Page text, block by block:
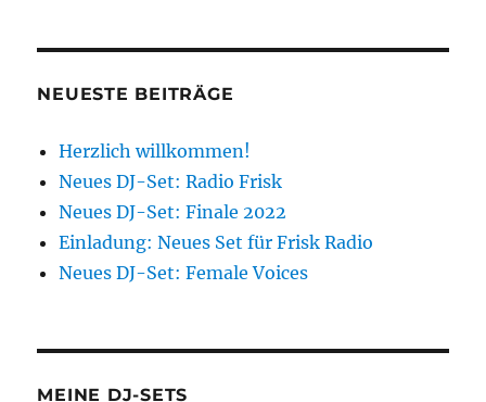
NEUESTE BEITRÄGE
Herzlich willkommen!
Neues DJ-Set: Radio Frisk
Neues DJ-Set: Finale 2022
Einladung: Neues Set für Frisk Radio
Neues DJ-Set: Female Voices
MEINE DJ-SETS